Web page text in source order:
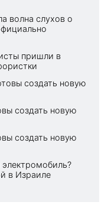
волна слухов о
пришли в
создать новую
создать новую
создать новую
в Израиле